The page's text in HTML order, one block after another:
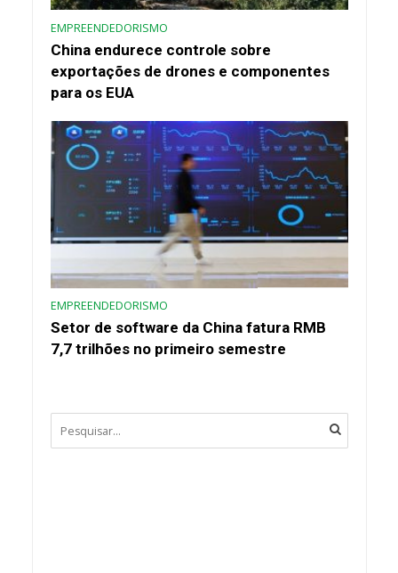
EMPREENDEDORISMO
China endurece controle sobre
exportações de drones e componentes
para os EUA
EMPREENDEDORISMO
Setor de software da China fatura RMB
7,7 trilhões no primeiro semestre